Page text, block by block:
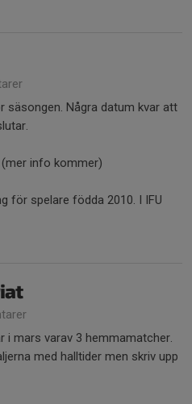
säsongen. Några datum kvar att
info kommer)
för spelare födda 2010. I IFU
i mars varav 3 hemmamatcher.
med halltider men skriv upp